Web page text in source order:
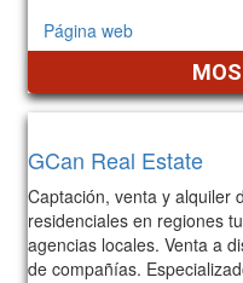
Página web
GCan Real Estate
Captación, venta y alquiler
residenciales en regiones
agencias locales. Venta a
de compañías.